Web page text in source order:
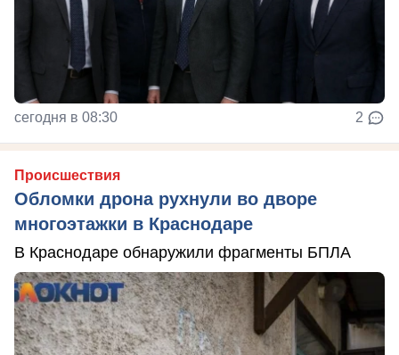
сегодня в 08:30 2
Происшествия
Обломки дрона рухнули во дворе
многоэтажки в Краснодаре
В Краснодаре обнаружили фрагменты БПЛА